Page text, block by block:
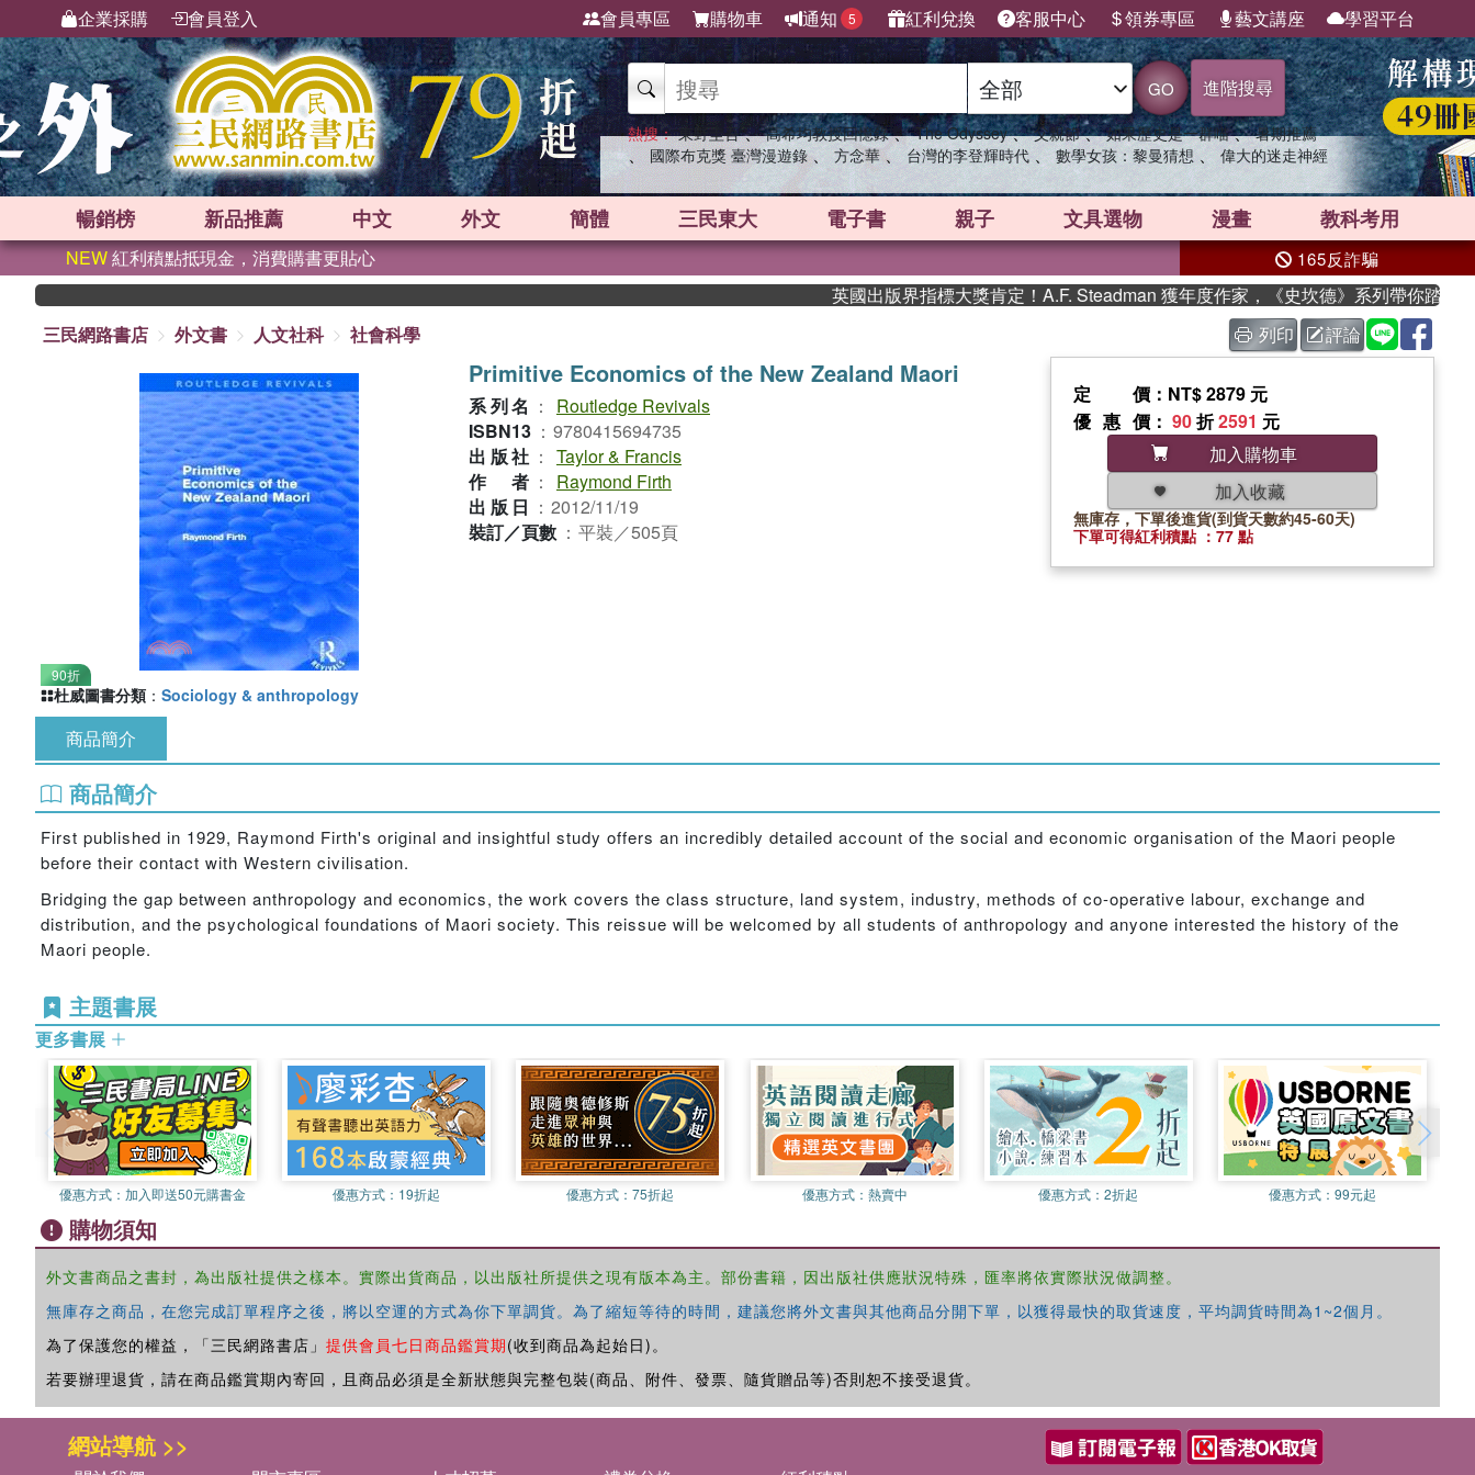
企業採購 會員登入 會員專區 購物車 通知 5 紅利兌換 客服中心 領券專區 藝文講座 學習平台
GO 進階搜尋
熱搜： 東野圭吾 、 高希均教授回憶錄 、 The Odyssey 、 父親節 、 如果歷史是一群喵 、 暑期推薦
、 國際布克獎 臺灣漫遊錄 、 方念華 、 台灣的李登輝時代 、 數學女孩：黎曼猜想 、 偉大的迷走神經
暢銷榜 新品推薦 中文 外文 簡體 三民東大 電子書 親子 文具選物 漫畫 教科考用
NEW紅利積點抵現金，消費購書更貼心 165反詐騙
英國出版界指標大獎肯定！A.F. Steadman 獲年度作家，《史坎德》系列帶你踏上熱血
三民網路書店
外文書 人文社科 社會科學 列印 評論
90折
Primitive Economics of the New Zealand Maori
系列名 ：
Routledge Revivals
ISBN13 ： 9780415694735
出版社 ： Taylor & Francis
作者 ：
Raymond Firth
出版日 ： 2012/11/19
裝訂／頁數 ： 平裝／505頁
定價 ：NT$ 2879 元
優惠價 ： 90折2591 元
加入購物車
加入收藏
無庫存，下單後進貨(到貨天數約45-60天)
下單可得紅利積點 ：77 點
杜威圖書分類 ： Sociology & anthropology
商品簡介
商品簡介
First published in 1929, Raymond Firth's original and insightful study offers an incredibly detailed account of the social and economic organisation of the Maori people
before their contact with Western civilisation.
Bridging the gap between anthropology and economics, the work covers the class structure, land system, industry, methods of co-operative labour, exchange and
distribution, and the psychological foundations of Maori society. This reissue will be welcomed by all students of anthropology and anyone interested the history of the
Maori people.
主題書展
更多書展
優惠方式： 加入即送50元購書金 優惠方式： 19折起 優惠方式：75折起 優惠方式： 熱賣中 優惠方式：2折起 優惠方式：99元起
購物須知
外文書商品之書封，為出版社提供之樣本。實際出貨商品，以出版社所提供之現有版本為主。部份書籍，因出版社供應狀況特殊，匯率將依實際狀況做調整。
無庫存之商品，在您完成訂單程序之後，將以空運的方式為你下單調貨。為了縮短等待的時間，建議您將外文書與其他商品分開下單，以獲得最快的取貨速度，平均調貨時間為1~2個月。
為了保護您的權益，「三民網路書店」 提供會員七日商品鑑賞期(收到商品為起始日)。
若要辦理退貨，請在商品鑑賞期內寄回，且商品必須是全新狀態與完整包裝(商品、附件、發票、隨貨贈品等)否則恕不接受退貨。
網站導航 >>